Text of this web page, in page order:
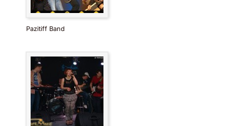
Pazitiff Band